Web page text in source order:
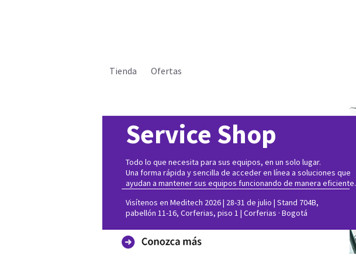
Tienda Ofertas
Service Shop
Todo lo que necesita para sus equipos, en un solo lugar.
Una forma rápida y sencilla de acceder en línea a soluciones que
ayudan a mantener sus equipos funcionando de manera eficiente.
Visítenos en Meditech 2026 | 28-31 de julio | Stand 704B,
pabellón 11-16, Corferias, piso 1 | Corferias · Bogotá